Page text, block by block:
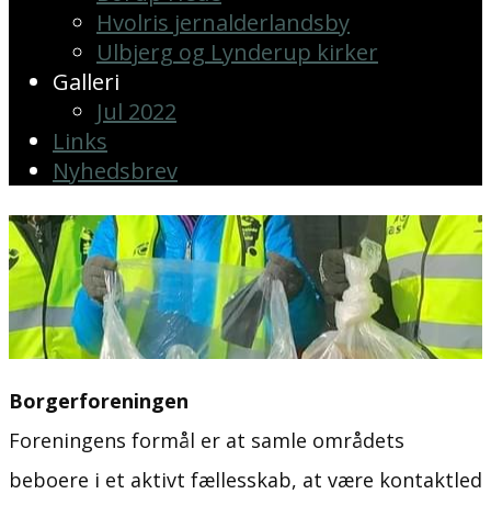
Hvolris jernalderlandsby
Ulbjerg og Lynderup kirker
Galleri
Jul 2022
Links
Nyhedsbrev
Borgerforeningen
Foreningens formål er at samle områdets
beboere i et aktivt fællesskab, at være kontaktled